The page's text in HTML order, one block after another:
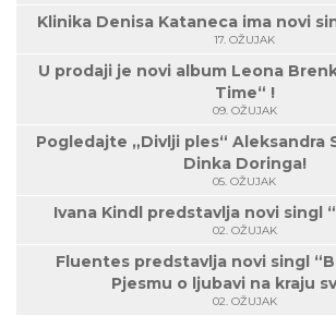
Klinika Denisa Kataneca ima novi
17. OŽUJAK
U prodaji je novi album Leona
Time“ !
09. OŽUJAK
Pogledajte „Divlji ples“ Aleksandra
Dinka Doringa!
05. OŽUJAK
Ivana Kindl predstavlja novi singl
02. OŽUJAK
Fluentes predstavlja novi singl
Pjesmu o ljubavi na kraju
02. OŽUJAK